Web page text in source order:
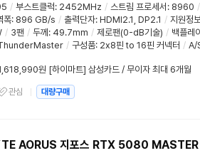
/ 부스트클럭: 2452MHz / 스트림 프로세서 : 8960 /
폭: 896 GB/s / 출력단자: HDMI2.1 DP2.1 / 지원정
/ 3팬 / 두께 : 49.7mm / 제로팬(0-dB기술) / 백플레
/ 구성품: 2x8핀 to 16핀 커넥터 / A/
원 [하이마트] 삼성카드 / 무이자 최대 6개월
관심 대량구매
AORUS 지포스 RTX 5080 MASTER